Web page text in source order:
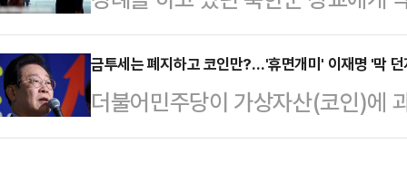
증세를 보이며…
았다고. A씨는 주차된 손님의 차량
장 낼 뻔하기도 했다. 게다가 자신
지 했다.그러던 중 A씨는 지난달
보자에게 알리면서…
손을 수 초 동안 허공에 두어야만
간) 영국 데일리메일은 스웨덴 익
며 공개한 영상을 인용해 보도했다.
지도자들이 있는 곳으로 다가온다.
금투세는 폐지하고 코인만?…'휴면개미' 이재명 '막
더불어민주당이 가상자산(코인)에
로 상향하는 개정안을 추진한다. 이